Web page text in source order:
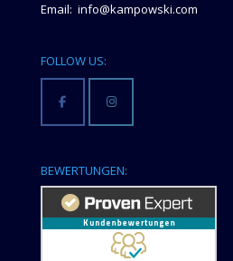
Email: info@kampowski.com
FOLLOW US:
BEWERTUNGEN: